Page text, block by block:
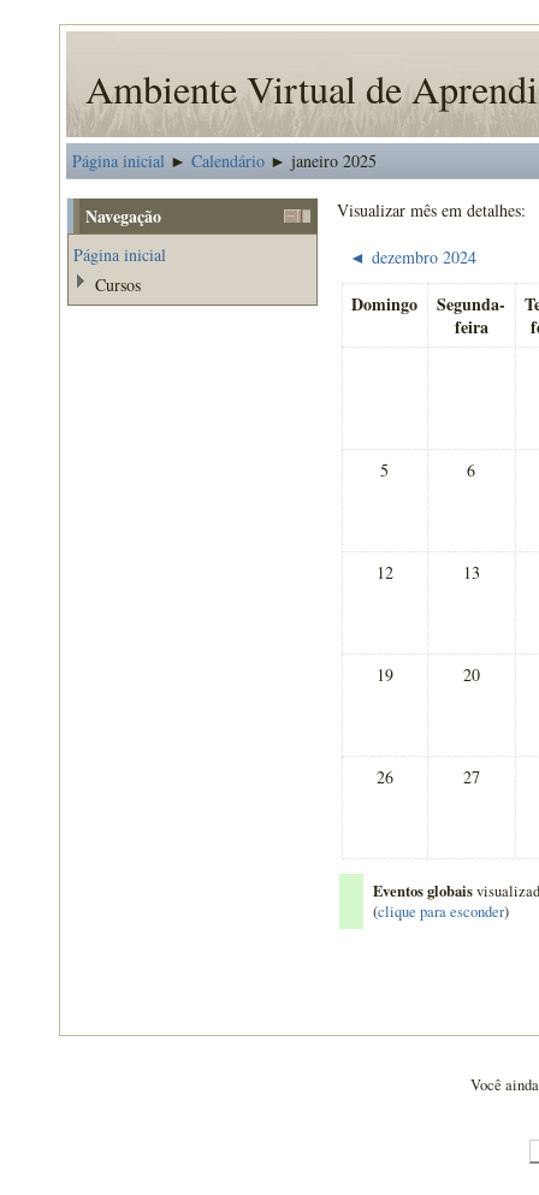
Ambiente Virtual de
Página inicial ► Calendário ► janeiro 2025
Visualizar mês em detalhes:
◄ dezembro 2024
Domingo
Segunda-
feira
5 6
12 13
19 20
26 27
Eventos globais
(clique para esconder)
Navegação
Página inicial
Cursos
Você